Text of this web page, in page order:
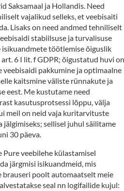
Saksamaal ja Hollandis. Need
vajalikud selleks, et veebisaiti
Lisaks on need andmed tehniliselt
stabiilsuse ja turvalisuse
isikuandmete töötlemise õiguslik
6 I lit. f GDPR; õigustatud huvi on
veebisaidi pakkumine ja optimaalne
kaitsmine väliste rünnakute ja
eest. Me kustutame need
kasutusprotsessi lõppu, välja
meil on neid vaja kuritarvituste
jälgimiseks; sellisel juhul säilitame
30 päeva.
Pure veebilehe külastamisel
järgmisi isikuandmeid, mis
brauseri poolt automaatselt meie
seal nn logifailide kujul: